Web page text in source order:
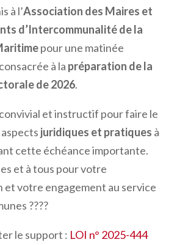
à l’Association des Maires et
d’Intercommunalité de la
pour une matinée
à la préparation de la
de 2026.
et instructif pour faire le
juridiques et pratiques à
cette échéance importante.
et à tous pour votre
et votre engagement au service
????
le support : LOI n° 2025-444